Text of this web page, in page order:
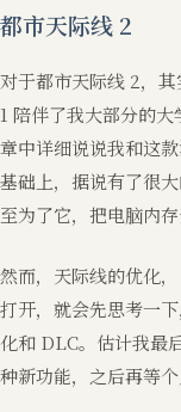
都市天际线 2
对于都市天际线 2，
1 陪伴了我大部分的
章中详细说说我和这
基础上，据说有了很
至为了它，把电脑内
然而，天际线的优化
打开，就会先思考一
化和 DLC。估计我最
种新功能，之后再等